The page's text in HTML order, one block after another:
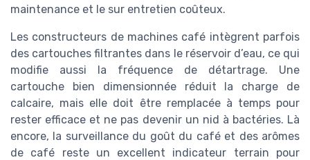
maintenance et le sur entretien coûteux.
Les constructeurs de machines café intègrent parfois
des cartouches filtrantes dans le réservoir d’eau, ce qui
modifie aussi la fréquence de détartrage. Une
cartouche bien dimensionnée réduit la charge de
calcaire, mais elle doit être remplacée à temps pour
rester efficace et ne pas devenir un nid à bactéries. Là
encore, la surveillance du goût du café et des arômes
de café reste un excellent indicateur terrain pour